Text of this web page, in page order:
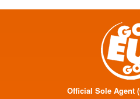
Official Sole Agent